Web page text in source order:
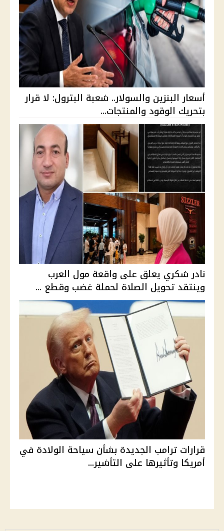
أسعار البنزين والسولار.. شعبة البترول: لا قرار
بتحريك الوقود والمنتجات...
نادر شكري يعلق على واقعة مول العرب
وينتقد تحويل الصلاة لحملة غضب وقطع ...
قرارات ترامب الجديدة بشأن سياحة الولادة في
أمريكا وتأثيرها على التأشير...